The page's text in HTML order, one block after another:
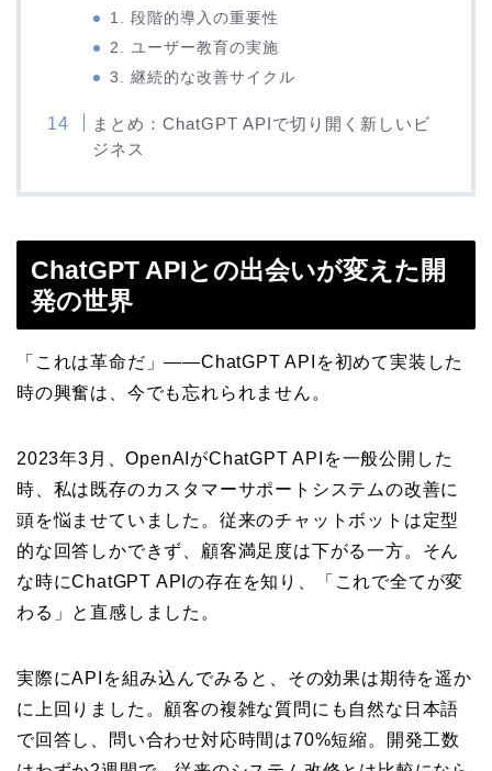
1. 段階的導入の重要性
2. ユーザー教育の実施
3. 継続的な改善サイクル
まとめ：ChatGPT APIで切り開く新しいビ
ジネス
ChatGPT APIとの出会いが変えた開
発の世界
「これは革命だ」——ChatGPT APIを初めて実装した
時の興奮は、今でも忘れられません。
2023年3月、OpenAIがChatGPT APIを一般公開した
時、私は既存のカスタマーサポートシステムの改善に
頭を悩ませていました。従来のチャットボットは定型
的な回答しかできず、顧客満足度は下がる一方。そん
な時にChatGPT APIの存在を知り、「これで全てが変
わる」と直感しました。
実際にAPIを組み込んでみると、その効果は期待を遥か
に上回りました。顧客の複雑な質問にも自然な日本語
で回答し、問い合わせ対応時間は70%短縮。開発工数